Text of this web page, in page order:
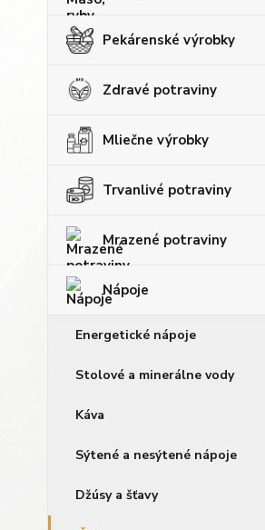
Pekárenské výrobky
Zdravé potraviny
Mliečne výrobky
Trvanlivé potraviny
Mrazené potraviny
Nápoje
Energetické nápoje
Stolové a minerálne vody
Káva
Sýtené a nesýtené nápoje
Džúsy a šťavy